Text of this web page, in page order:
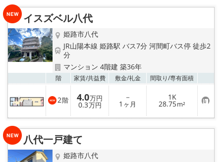
イスズベル八代
姫路市八代
JR山陽本線 姫路駅 バス7分 河間町バス停 徒歩2
分
マンション 4階建 築36年
階 家賃/共益費 敷金/礼金 間取り/専有面積
2階 4.0万円
0.3万円
－
1 ヶ月
1K
28.75m² お
気
に
り
八代一戸建て
姫路市八代